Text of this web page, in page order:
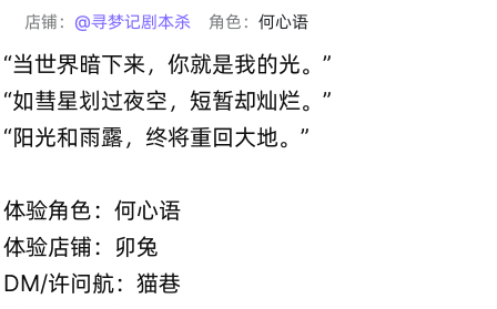
店铺： @寻梦记剧本杀 角色： 何心语
“当世界暗下来，你就是我的光。”
“如彗星划过夜空，短暂却灿烂。”
“阳光和雨露，终将重回大地。”
体验角色：何心语
体验店铺：卯兔
DM/许问航：猫巷